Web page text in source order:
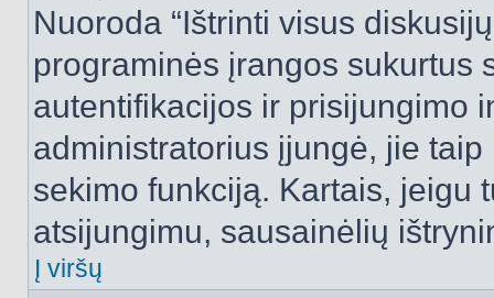
Nuoroda “Ištrinti visus
programinės įrangos sukurtus
autentifikacijos ir prisijungimo
administratorius įjungė, jie
sekimo funkciją. Kartais, jeigu
atsijungimu, sausainėlių
Į viršų